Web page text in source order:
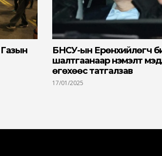
БНСУ-ын Ерөнхийлөгч
шалтгаанаар нэмэлт
өгөхөөс татгалзав
17/01/2025